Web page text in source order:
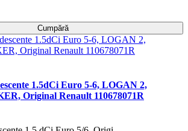
Cumpără
1.5dCi Euro 5-6, LOGAN 2,
Original Renault 110678071R